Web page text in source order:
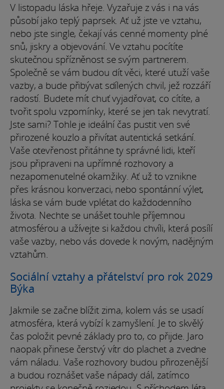
V listopadu láska hřeje. Vyzařuje z vás i na vás
působí jako teplý paprsek. Ať už jste ve vztahu,
nebo jste single, čekají vás cenné momenty plné
snů, jiskry a objevování. Ve vztahu pocítíte
skutečnou spřízněnost se svým partnerem.
Společně se vám budou dít věci, které utuží vaše
vazby, a bude přibývat sdílených chvil, jež rozzáří
radostí. Budete mít chuť vyjadřovat, co cítíte, a
tvořit spolu vzpomínky, které se jen tak nevytratí.
Jste sami? Tohle je ideální čas pustit ven své
přirozené kouzlo a přivítat autentická setkání.
Vaše otevřenost přitáhne ty správné lidi, kteří
jsou připraveni na upřímné rozhovory a
nezapomenutelné okamžiky. Ať už to vznikne
přes krásnou konverzaci, nebo spontánní výlet,
láska se vám bude vplétat do každodenního
života. Nechte se unášet touhle příjemnou
atmosférou a užívejte si každou chvíli, která posílí
vaše vazby, nebo vás dovede k novým, nadějným
vztahům.
Sociální vztahy a přátelství pro rok 2029
Býka
Jakmile se začne blížit zima, kolem vás se usadí
atmosféra, která vybízí k zamyšlení. Je to skvělý
čas položit pevné základy pro to, co přijde. Jaro
naopak přinese čerstvý vítr do plachet a zvedne
vám náladu. Vaše rozhovory budou přirozenější
a budou roznášet vaše nápady dál, zatímco